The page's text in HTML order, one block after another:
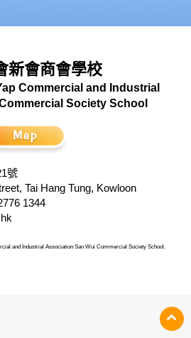
新會商會學校
Commercial and Industrial
Society School
號
Tai Hang Tung, Kowloon
1344
and Industrial Association San Wui Commercial Society School.